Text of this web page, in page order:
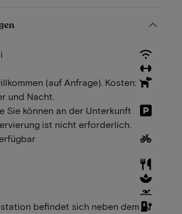
(auf Anfrage). Kosten:
und Nacht.
Sie können an der Unterkunft
ist nicht erforderlich.
befindet sich neben dem